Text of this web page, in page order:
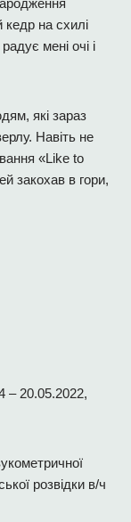
кедр на схилі
мені очі і
які зараз
Навіть не
«Like to
закохав в гори,
– 20.05.2022,
розвідки в/ч